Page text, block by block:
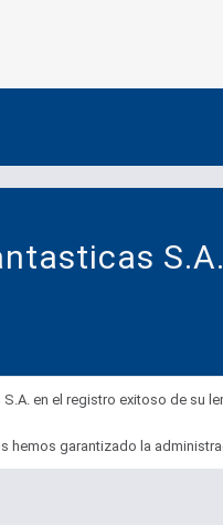
S.A.
en el registro exitoso de su
garantizado la